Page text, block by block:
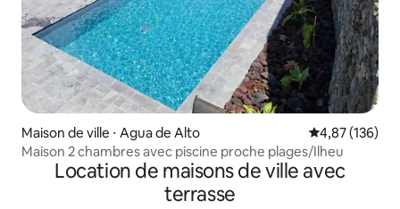
Maison de ville ⋅ Agua de Alto Évaluation
4,87 (136)
Maison 2 chambres avec piscine proche plages/Ilheu
Location de maisons de ville avec
terrasse